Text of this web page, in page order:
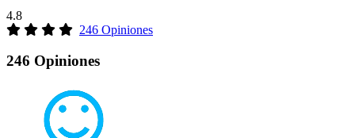
4.8
246 Opiniones
246 Opiniones